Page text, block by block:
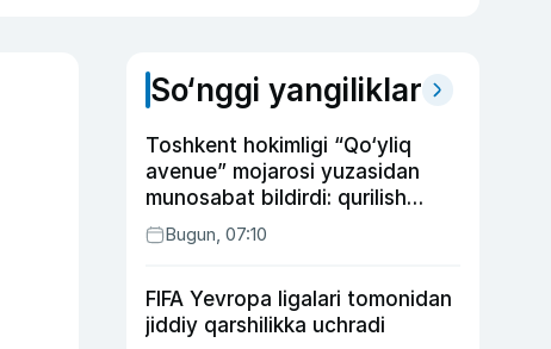
So‘nggi yangiliklar
Toshkent hokimligi “Qo‘yliq
avenue” mojarosi yuzasidan
munosabat bildirdi: qurilish
ishlarining 53 foizi yakunlangan
Bugun, 07:10
FIFA Yevropa ligalari tomonidan
jiddiy qarshilikka uchradi